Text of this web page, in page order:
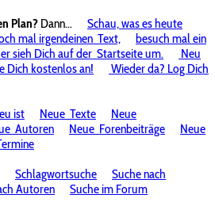
Plan? Dann...
Schau, was es heute
mal irgendeinen Text,
besuch mal ein
sieh Dich auf der Startseite um.
Neu
Dich kostenlos an!
Wieder da? Log Dich
ist Neue Texte
Neue
Autoren Neue Forenbeiträge
Neue
Schlagwortsuche
Suche nach
Autoren
Suche im Forum